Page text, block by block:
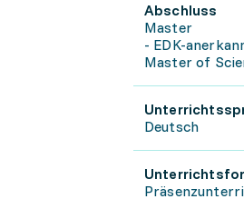
Abschluss
Master
- EDK-
Master of
Deutsch